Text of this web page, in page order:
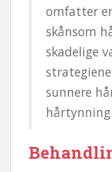
omfatter
skånsom
skadelige
sunnere
hårtynning.